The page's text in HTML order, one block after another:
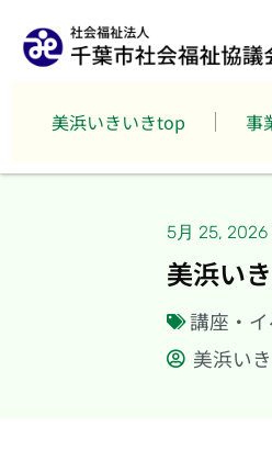
美浜いきいきtop 事
5月 25, 2026
美浜い
講座・
美浜い